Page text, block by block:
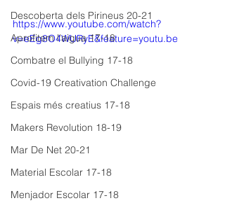
Descoberta dels Pirineus 20-21
Aprofitem l'aigua 17-18
Combatre el Bullying 17-18
Covid-19 Creativation Challenge
Espais més creatius 17-18
Makers Revolution 18-19
Mar De Net 20-21
Material Escolar 17-18
Menjador Escolar 17-18
https://www.youtube.com/watch?
v=eEg8O4WURyE&feature=youtu.be